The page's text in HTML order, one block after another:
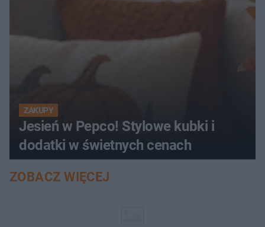
ZAKUPY
Jesień w Pepco! Stylowe kubki i
dodatki w świetnych cenach
ZOBACZ WIĘCEJ